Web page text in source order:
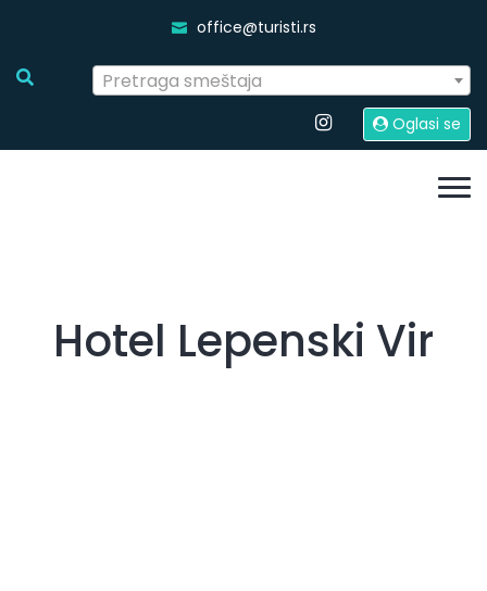
office@turisti.rs
Pretraga smeštaja
Oglasi se
Hotel Lepenski Vir